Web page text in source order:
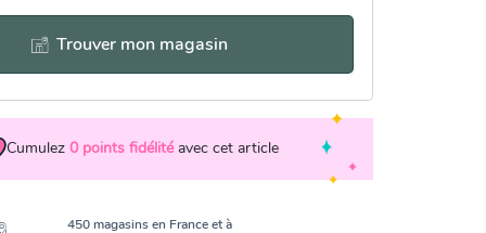
Trouver mon magasin
Cumulez 0 points fidélité avec cet article
450 magasins en France et à